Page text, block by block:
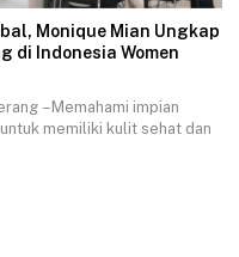
Monique Mian Ungkap
di Indonesia Women
– Memahami impian
memiliki kulit sehat dan